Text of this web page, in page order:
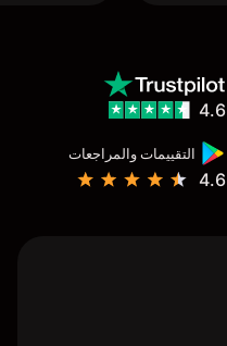
التقييمات والمراجعات
4.6
4.6